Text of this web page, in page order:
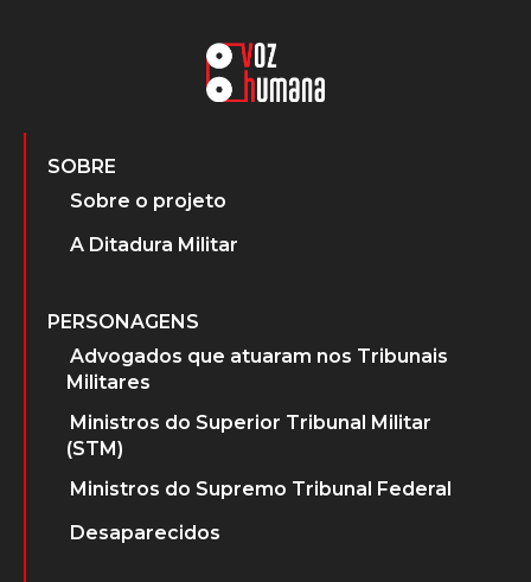
SOBRE
Sobre o projeto
A Ditadura Militar
PERSONAGENS
Advogados que atuaram nos Tribunais
Militares
Ministros do Superior Tribunal Militar
(STM)
Ministros do Supremo Tribunal Federal
Desaparecidos